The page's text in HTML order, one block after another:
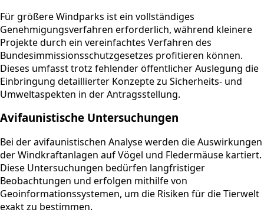
Für größere Windparks ist ein vollständiges
Genehmigungsverfahren erforderlich, während kleinere
Projekte durch ein vereinfachtes Verfahren des
Bundesimmissionsschutzgesetzes profitieren können.
Dieses umfasst trotz fehlender öffentlicher Auslegung die
Einbringung detaillierter Konzepte zu Sicherheits- und
Umweltaspekten in der Antragsstellung.
Avifaunistische Untersuchungen
Bei der avifaunistischen Analyse werden die Auswirkungen
der Windkraftanlagen auf Vögel und Fledermäuse kartiert.
Diese Untersuchungen bedürfen langfristiger
Beobachtungen und erfolgen mithilfe von
Geoinformationssystemen, um die Risiken für die Tierwelt
exakt zu bestimmen.